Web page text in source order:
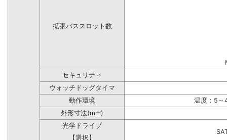
拡張バススロット数
セキュリティ
ウォッチドッグタイマ
動作環境
温度：5
外形寸法(mm)
光学ドライブ
【選択】